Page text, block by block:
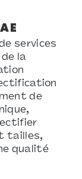
services
la
de
tailles,
qualité